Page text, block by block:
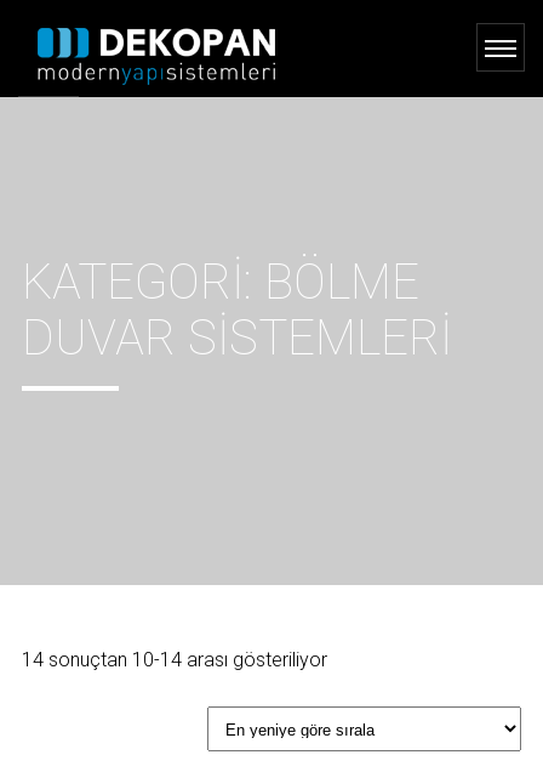
KATEGORI: BÖLME
DUVAR SISTEMLERI
14 sonuçtan 10-14 arası gösteriliyor